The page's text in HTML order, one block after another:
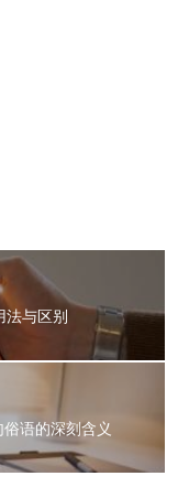
法与区别
语的深刻含义